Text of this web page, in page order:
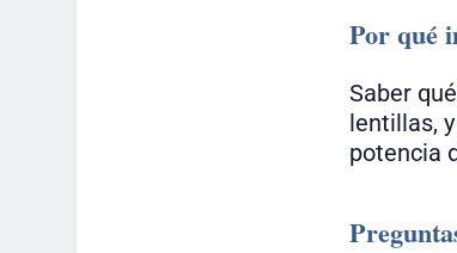
Por qué
Saber
lentillas,
potencia